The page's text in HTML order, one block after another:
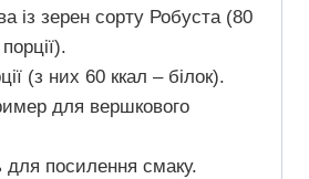
із зерен сорту Робуста (80
(з них 60 ккал – білок).
для вершкового
для посилення смаку.